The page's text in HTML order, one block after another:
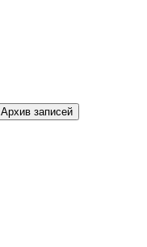
Архив записей